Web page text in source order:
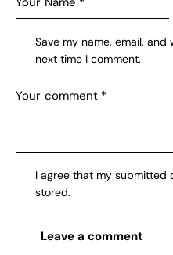
Save my name, email,
next time I comment.
I agree that my submitted
stored.